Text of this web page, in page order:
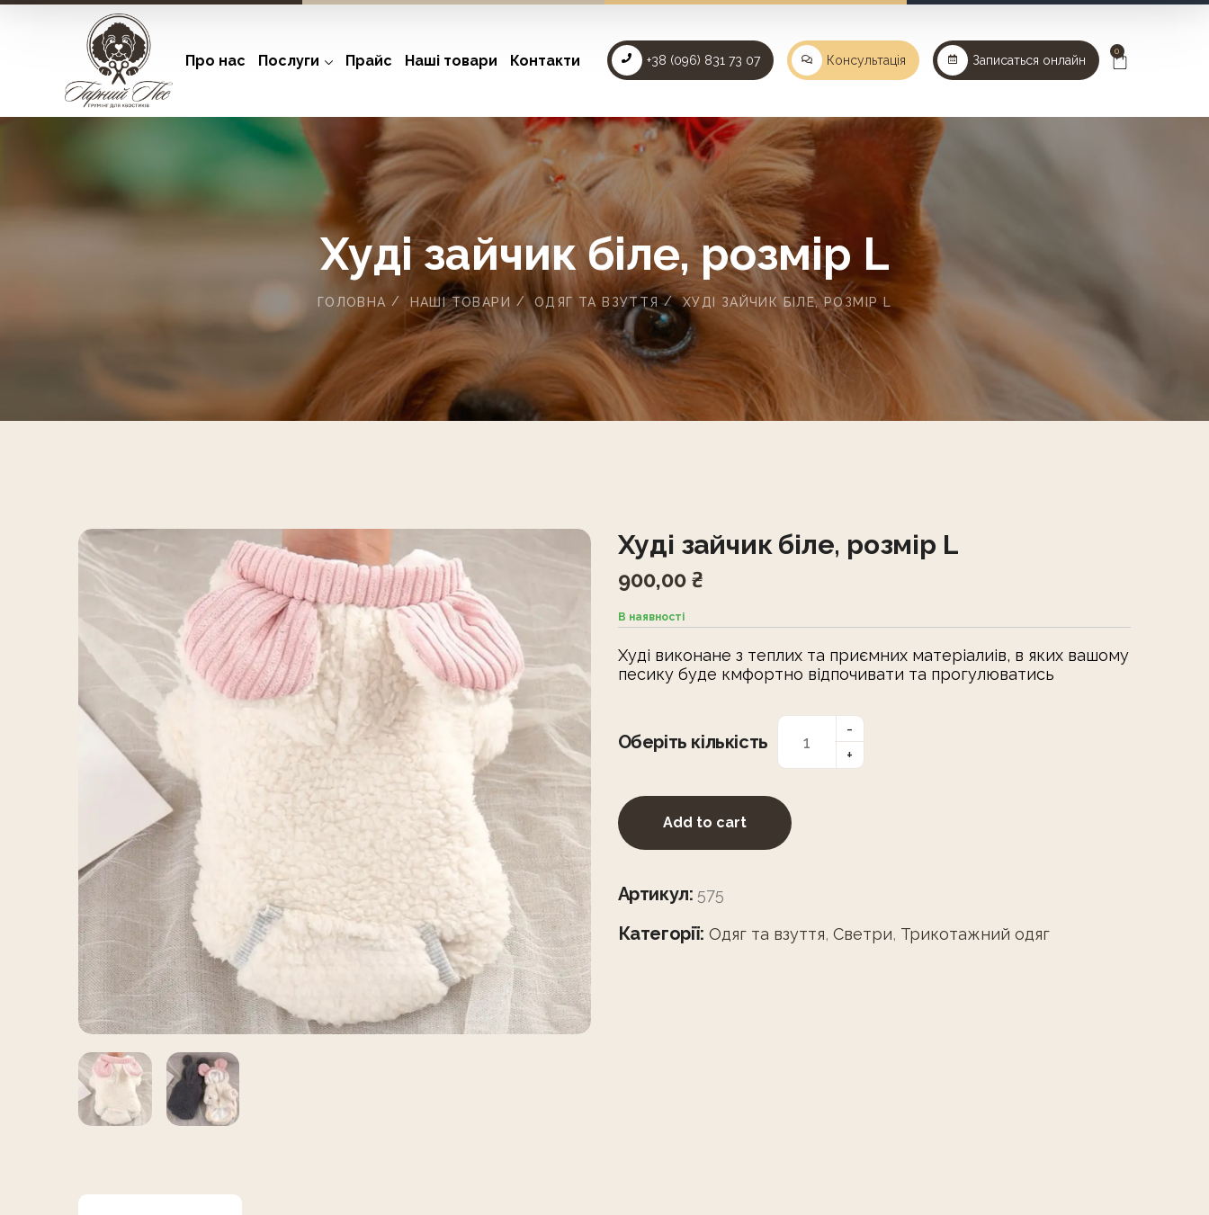
Про нас Послуги Прайс Наші товари Контакти +38 (096) 831 73 07 Консультація Записаться онлайн
0
ГОЛОВНА НАШІ ТОВАРИ ОДЯГ ТА ВЗУТТЯ ХУДІ ЗАЙЧИК БІЛЕ, РОЗМІР L
Худі зайчик біле, розмір L
Худі зайчик біле, розмір L
900,00 ₴
В наявності
Худі виконане з теплих та приємних матеріалиів, в яких вашому
песику буде кмфортно відпочивати та прогулюватись
Оберіть кількість
Add to cart
Артикул: 575
Категорії: Одяг та взуття, Светри, Трикотажний одяг